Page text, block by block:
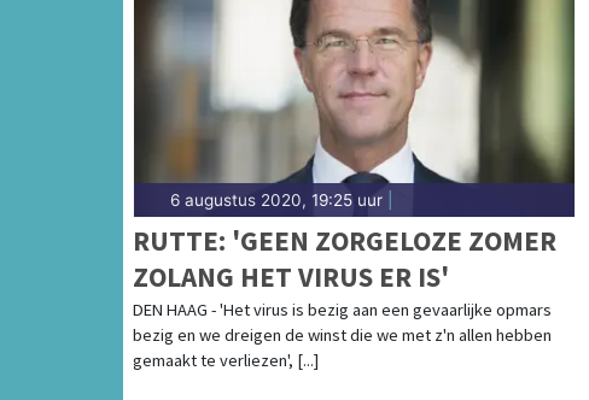
6 augustus 2020, 19:25 uur
RUTTE: 'GEEN ZORGELOZE ZOMER
ZOLANG HET VIRUS ER IS'
DEN HAAG - 'Het virus is bezig aan een gevaarlijke opmars
bezig en we dreigen de winst die we met z'n allen hebben
gemaakt te verliezen', [...]